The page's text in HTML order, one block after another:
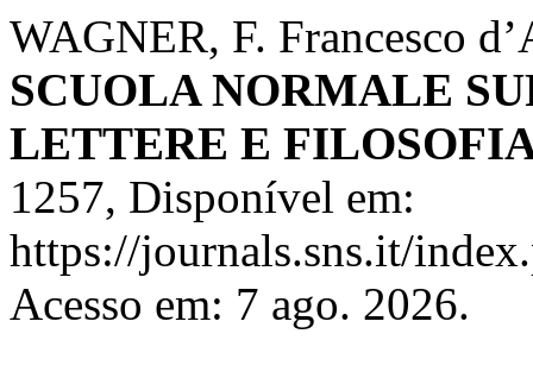
WAGNER, F. Francesco
SCUOLA NORMALE
LETTERE E
1257, Disponível em:
https://journals.sns.it/
Acesso em: 7 ago. 2026.